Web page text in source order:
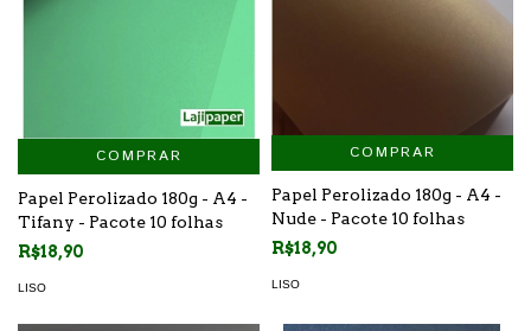
COMPRAR
Papel Perolizado 180g - A4 -
Tifany - Pacote 10 folhas
R$18,90
LISO
COMPRAR
Papel Perolizado 180g - A4 -
Nude - Pacote 10 folhas
R$18,90
LISO